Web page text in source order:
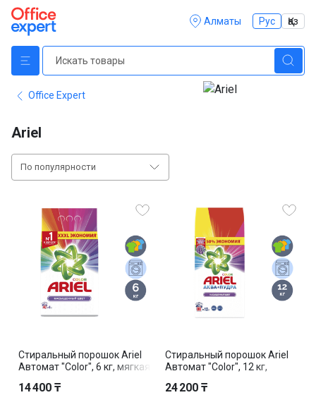
Алматы Рус Қаз
Office Expert
Ariel
По популярности
Стиральный порошок Ariel
Автомат "Color", 6 кг, мягкая
14 400 ₸
Стиральный порошок Ariel
Автомат "Color", 12 кг,
24 200 ₸